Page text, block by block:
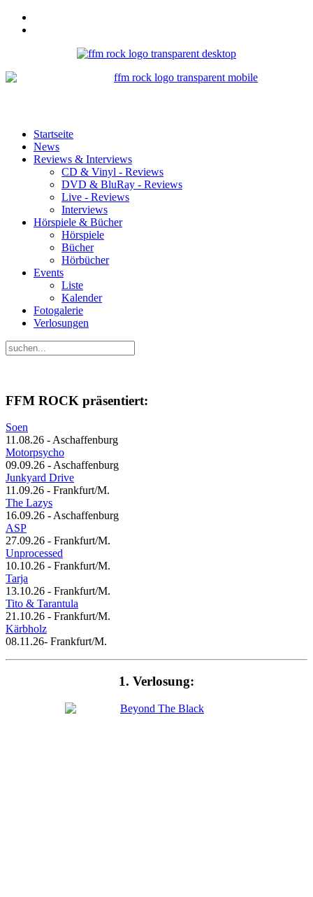
Startseite
News
Reviews & Interviews
CD & Vinyl - Reviews
DVD & BluRay - Reviews
Live - Reviews
Interviews
Hörspiele & Bücher
Hörspiele
Bücher
Hörbücher
Events
Liste
Kalender
Fotogalerie
Verlosungen
FFM ROCK präsentiert:
Soen
11.08.26 - Aschaffenburg
Motorpsycho
09.09.26 - Aschaffenburg
Junkyard Drive
11.09.26 - Frankfurt/M.
The Lazys
16.09.26 - Aschaffenburg
ASP
27.09.26 - Frankfurt/M.
Unprocessed
10.10.26 - Frankfurt/M.
Tarja
13.10.26 - Frankfurt/M.
Tito & Tarantula
21.10.26 - Frankfurt/M.
Kärbholz
08.11.26- Frankfurt/M.
1. Verlosung: